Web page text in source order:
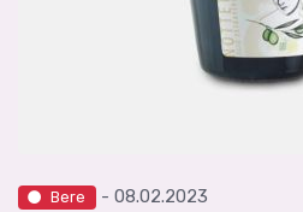
Bere - 08.02.2023